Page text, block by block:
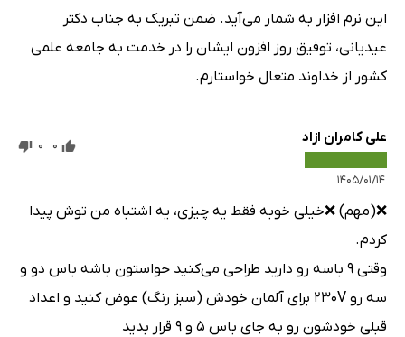
بخش پیشرفته دوره کارشناسی ارشد، درس روش‌های
کامپیوتری در آنالیز سیستم‌های قدرت
فصل 7: دینامیک خطی (اضافه کردن و بررسی اثر اکسایتر، گاورنر
7-1-بخش نخست– اضافه کردن گاورنر و توربین – کنترل فرکانس
7-2-بخش دوم – اضافه کردن AVR – کنترل ولتاژ.
7-3-بخش سوم – اضافه کردن PSS – پایدارساز سیستم قدرت
7-4- چک کردن اضافه شدن کنترل‌کننده‌ها
7-5- بخش چهارم – بررسی اثر کنترل‌کننده‌های سیستم قدرت بر
پایداری گذرای شبکه قدرت
7-6- تمرین
این نرم افزار به شمار می‌آید. ضمن تبریک به جناب دکتر
عیدیانی، توفیق روز افزون ایشان را در خدمت به جامعه علمی
کشور از خداوند متعال خواستارم.
علی کامران ازاد
۱۴۰۵/۰۱/۱۴
0
0
❌(مهم) ❌خیلی خوبه فقط یه چیزی، یه اشتباه من توش پیدا
کردم.
وقتی ۹ باسه رو دارید طراحی می‌کنید حواستون باشه باس دو و
سه رو ۲۳۰V برای آلمان خودش (سبز رنگ) عوض کنید و اعداد
قبلی خودشون رو به جای باس ۵ و ۹ قرار بدید